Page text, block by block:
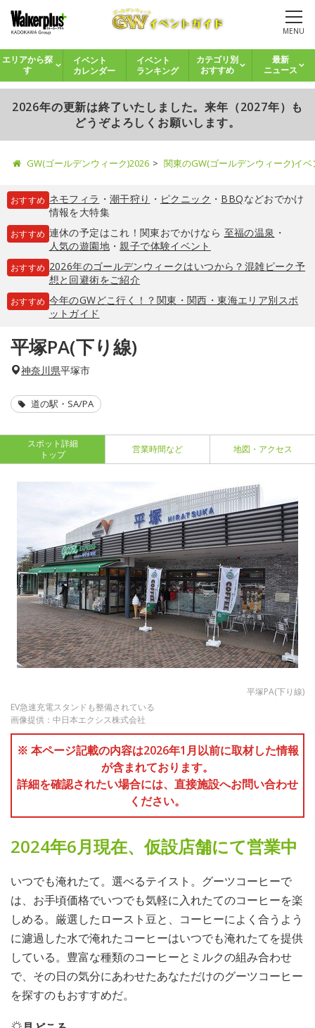
MENU
エリアから探
す
イベント
カレンダー
イベント
ランキング
カテゴリ別
おすすめ
最新
ニュース
2026年の更新は終了いたしました。来年（2027年）も
どうぞよろしくお願いします。
GW(ゴールデンウィーク)2026 関東のGW(ゴールデンウィーク)イ
おすすめ ネモフィラ ・ 潮干狩り ・ ピクニック ・ BBQなどおでかけ
情報を大特集
おすすめ 連休の予定はこれ！関東おでかけなら 至福の温泉 ・
人気の遊園地・親子で体験イベント
おすすめ 2026年のゴールデンウィークはいつから？混雑ピーク予
想と回避術をご紹介
おすすめ 今年のGWどこ行く！？関東・関西・東海エリア別スポ
ットガイド
平塚PA(下り線)
神奈川県平塚市
道の駅・SA/PA
スポット詳細
トップ
営業時間など 地図・アクセス
平塚PA(下り線)
EV急速充電スタンドも整備されている
画像提供：中日本エクシス株式会社
※ 本ページ記載の内容は2026年1月以前に取材した情報
が含まれております。
詳細を確認されたい場合には、直接施設へお問い合わせ
ください。
2024年6月現在、仮設店舗にて営業中
いつでも淹れたて。選べるテイスト。グーツコーヒーで
は、お手頃価格でいつでも気軽に入れたてのコーヒーを楽
しめる。厳選したロースト豆と、コーヒーによく合うよう
に濾過した水で淹れたコーヒーはいつでも淹れたてを提供
している。豊富な種類のコーヒーとミルクの組み合わせ
で、その日の気分にあわせたあなただけのグーツコーヒー
を探すのもおすすめだ。